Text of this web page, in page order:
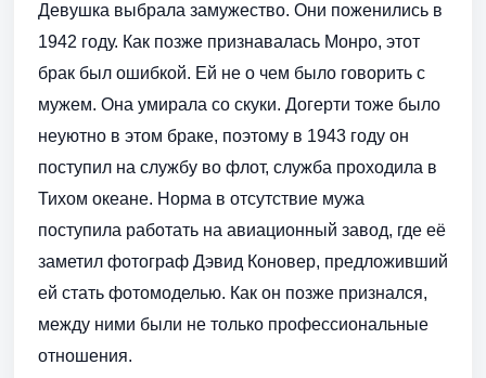
Девушка выбрала замужество. Они поженились в
1942 году. Как позже признавалась Монро, этот
брак был ошибкой. Ей не о чем было говорить с
мужем. Она умирала со скуки. Догерти тоже было
неуютно в этом браке, поэтому в 1943 году он
поступил на службу во флот, служба проходила в
Тихом океане. Норма в отсутствие мужа
поступила работать на авиационный завод, где её
заметил фотограф Дэвид Коновер, предложивший
ей стать фотомоделью. Как он позже признался,
между ними были не только профессиональные
отношения.